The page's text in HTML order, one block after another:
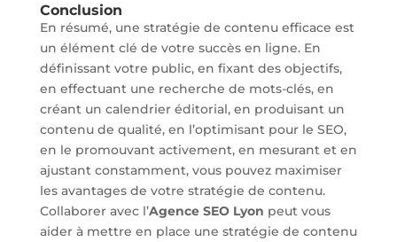
Conclusion
En résumé, une stratégie de contenu efficace est
un élément clé de votre succès en ligne. En
définissant votre public, en fixant des objectifs,
en effectuant une recherche de mots-clés, en
créant un calendrier éditorial, en produisant un
contenu de qualité, en l’optimisant pour le SEO,
en le promouvant activement, en mesurant et en
ajustant constamment, vous pouvez maximiser
les avantages de votre stratégie de contenu.
Collaborer avec l’Agence SEO Lyon peut vous
aider à mettre en place une stratégie de contenu